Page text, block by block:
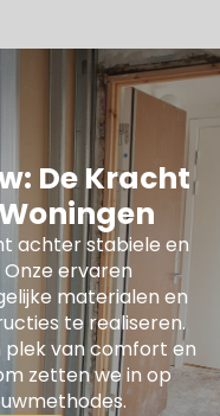
De Kracht
achter stabiele en
ervaren
materialen en
te realiseren.
plek van comfort en
zetten we in op